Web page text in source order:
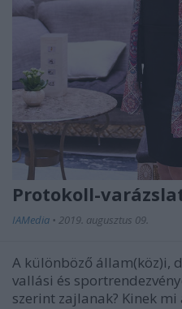
Protokoll-
IAMedia • 2019. augusztus 09.
A különböző állam(köz)i,
vallási és
szerint zajlanak? Kinek